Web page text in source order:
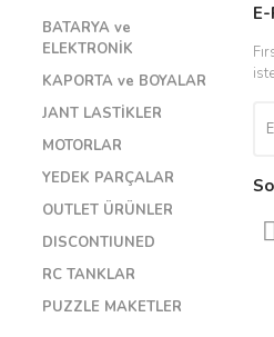
Yorum YazBATARYA ve
ELEKTRONİK
KAPORTA ve BOYALAR
JANT LASTİKLER
MOTORLAR
YEDEK PARÇALAR
OUTLET ÜRÜNLER
DISCONTIUNED
RC TANKLAR
PUZZLE MAKETLER